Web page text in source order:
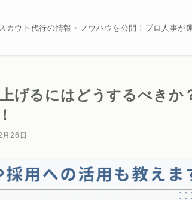
カウト代行の情報・ノウハウを公開！プロ人事が
げるにはどうするべきか
26日